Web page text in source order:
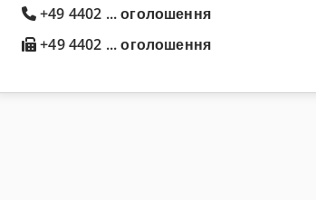
+49 4402 ... оголошення
+49 4402 ... оголошення